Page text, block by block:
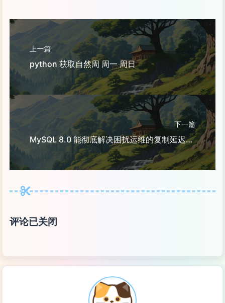
上一篇
python 获取自然周 周一 周日
下一篇
MySQL 8.0 能彻底解决困扰运维的复制延迟问题！
评论已关闭